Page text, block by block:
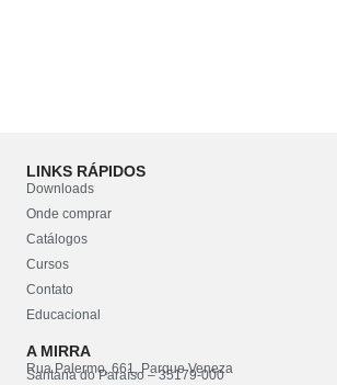
LINKS RÁPIDOS
Downloads
Onde comprar
Catálogos
Cursos
Contato
Educacional
A MIRRA
Rua Palermo, 661, Parque Veneza
Santana do Paraíso – 35179-000